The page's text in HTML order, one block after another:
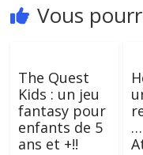
Vous
The Quest
Kids : un jeu
fantasy pour
enfants de 5
ans et +!!